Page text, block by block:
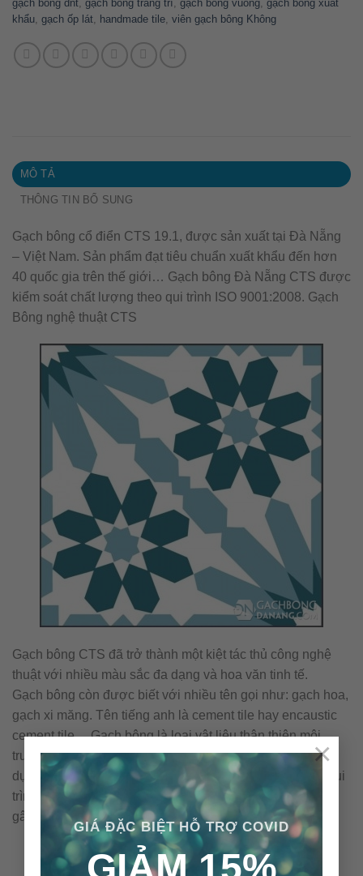
GIÁ ĐẶC BIỆT HỖ TRỢ COVID
×
gạch bông dnt gạch bông trang trí gạch bông vuông gạch bông xuất
khẩu gạch ốp lát handmade tile viên gạch bông Không
MÔ TẢ
THÔNG TIN BỔ SUNG
Gạch bông cổ điển CTS 19.1, được sản xuất tại Đà Nẵng
– Việt Nam. Sản phẩm đạt tiêu chuẩn xuất khẩu đến hơn
40 quốc gia trên thế giới… Gạch bông Đà Nẵng CTS được
kiểm soát chất lượng theo qui trình ISO 9001:2008. Gạch
Bông nghệ thuật CTS
Gạch bông CTS đã trở thành một kiệt tác thủ công nghệ
thuật với nhiều màu sắc đa dạng và hoa văn tinh tế.
Gạch bông còn được biết với nhiều tên gọi như: gạch hoa,
gạch xi măng. Tên tiếng anh là cement tile hay encaustic
cement tile… Gạch bông là loại vật liệu thân thiện môi
trường với những nguyên vật liệu tự nhiên và không sử
dụng nhiên liệu đốt trong quá trình sản xuất. Cấu tạo & qui
trình nên viên gạch bông được sản xuất thủ công không
gây ra ô nhiễm môi trường.